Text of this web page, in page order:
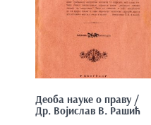
Деоба науке о праву /
Др. Војислав В. Рашић